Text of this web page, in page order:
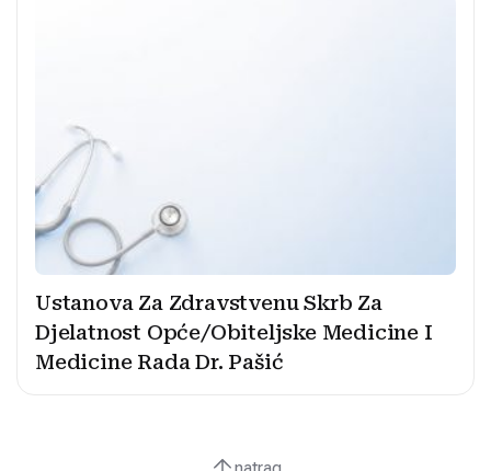
Ustanova Za Zdravstvenu Skrb Za
Djelatnost Opće/Obiteljske Medicine I
Medicine Rada Dr. Pašić